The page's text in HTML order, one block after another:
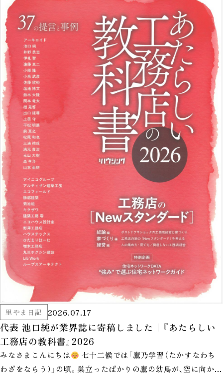
里やま日記 2026.07.17
代表 池口純が業界誌に寄稿しました｜『あたらしい
工務店の教科書』2026
みなさまこんにちは
七十二候では「鷹乃学習（たかすなわち
わざをならう）」の頃。巣立ったばかりの鷹の幼鳥が、空に向かっ